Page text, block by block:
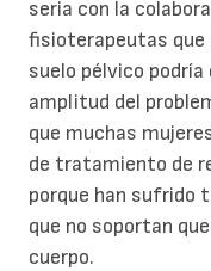
seria con la
fisioterapeutas que
suelo pélvico podría
amplitud del
que muchas
de tratamiento de
porque han sufrido
que no soportan
cuerpo.